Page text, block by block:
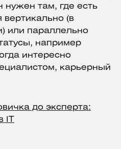
нужен там, где есть
вертикально (в
или параллельно
например
интересно
карьерный
до эксперта:
IT